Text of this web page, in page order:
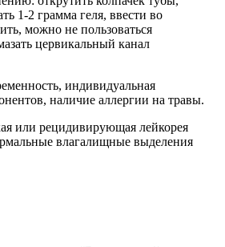
1-2 грамма геля, ввести во
можно не пользоваться
цервикальный канал
индивидуальная
наличие аллергии на травы.
или рецидивирующая лейкорея
влагалищные выделения